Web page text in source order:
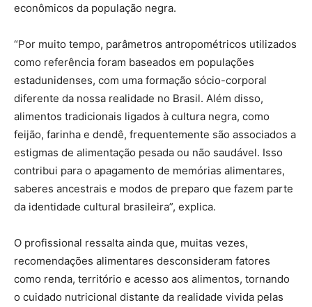
econômicos da população negra.
“Por muito tempo, parâmetros antropométricos utilizados
como referência foram baseados em populações
estadunidenses, com uma formação sócio-corporal
diferente da nossa realidade no Brasil. Além disso,
alimentos tradicionais ligados à cultura negra, como
feijão, farinha e dendê, frequentemente são associados a
estigmas de alimentação pesada ou não saudável. Isso
contribui para o apagamento de memórias alimentares,
saberes ancestrais e modos de preparo que fazem parte
da identidade cultural brasileira”, explica.
O profissional ressalta ainda que, muitas vezes,
recomendações alimentares desconsideram fatores
como renda, território e acesso aos alimentos, tornando
o cuidado nutricional distante da realidade vivida pelas